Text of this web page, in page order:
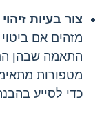
צור בעיות
מזהים אם
התאמה שבהן
מטפורות
כדי לסייע